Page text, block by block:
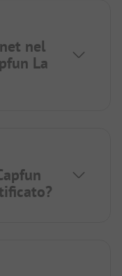
nel
La